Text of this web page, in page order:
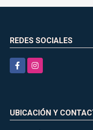
REDES SOCIALES
FacebookInstagram
UBICACIÓN Y